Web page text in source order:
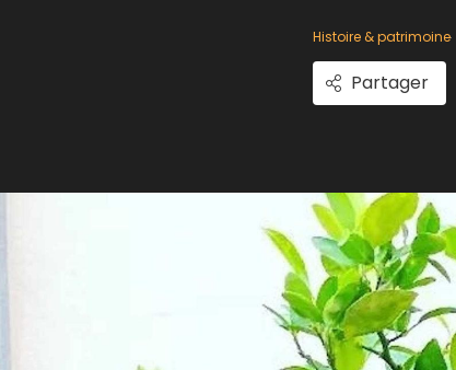
Histoire & patrimoine
Partager